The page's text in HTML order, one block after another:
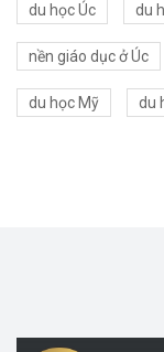
du học Úc du
nền giáo dục ở Úc
du học Mỹ du